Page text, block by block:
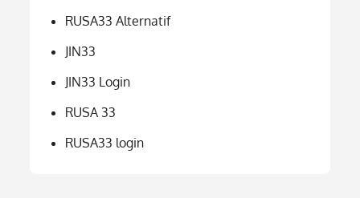
RUSA33 Alternatif
JIN33
JIN33 Login
RUSA 33
RUSA33 login